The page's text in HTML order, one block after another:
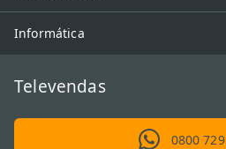
Informática
Televendas
0800